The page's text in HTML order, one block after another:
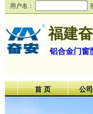
用户名：
福建
铝合金门窗
首 页 公